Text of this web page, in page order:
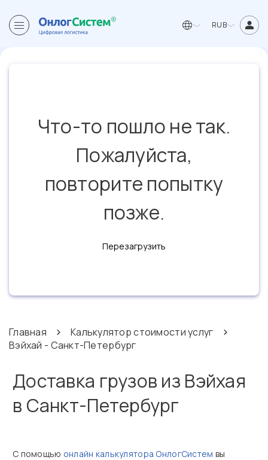
RUB
Что-то пошло не так.
Пожалуйста,
повторите попытку
позже.
Перезагрузить
Главная
Калькулятор стоимости услуг
Вэйхай - Санкт-Петербург
Доставка грузов из Вэйхая
в Санкт-Петербург
С помощью онлайн калькулятора ОнлогСистем вы